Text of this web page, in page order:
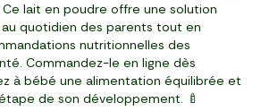
lait en poudre offre une solution
quotidien des parents tout en
nutritionnelles des
Commandez-le en ligne dès
à bébé une alimentation équilibrée et
de son développement. 🍼